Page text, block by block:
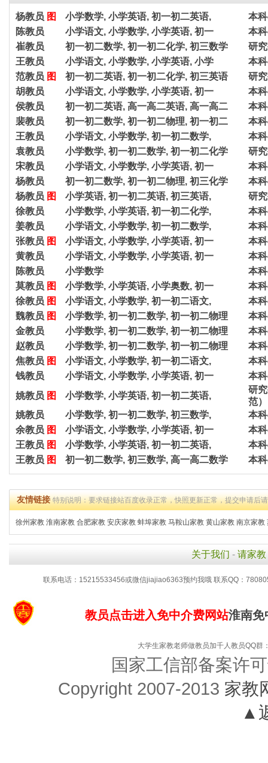
杨教员 图 小学数学, 小学英语, 初一初二英语,
本
陈教员
小学语文, 小学数学, 小学英语, 初一
本
崔教员
初一初二数学, 初一初二化学, 初三数学
研
王教员
小学语文, 小学数学, 小学英语, 小学
本
范教员 图 初一初二英语, 初一初二化学, 初三英语
研
胡教员
小学语文, 小学数学, 小学英语, 初一
本
侯教员
初一初二英语, 高一高二英语, 高一高二
本
裴教员
初一初二数学, 初一初二物理, 初一初二
本
王教员
小学语文, 小学数学, 初一初二数学,
本
袁教员
小学数学, 初一初二数学, 初一初二化学
研
宋教员
小学语文, 小学数学, 小学英语, 初一
本
杨教员
初一初二数学, 初一初二物理, 初三化学
本
杨教员 图 小学英语, 初一初二英语, 初三英语,
研
徐教员
小学数学, 小学英语, 初一初二化学,
本
姜教员
小学语文, 小学数学, 初一初二数学,
本
张教员 图 小学语文, 小学数学, 小学英语, 初一
本
黄教员
小学语文, 小学数学, 小学英语, 初一
本
陈教员
小学数学
本
莫教员 图 小学数学, 小学英语, 小学奥数, 初一
本
徐教员 图 小学语文, 小学数学, 初一初二语文,
本
魏教员 图 小学数学, 初一初二数学, 初一初二物理
本
金教员
小学数学, 初一初二数学, 初一初二物理
本
赵教员
小学数学, 初一初二数学, 初一初二物理
本
焦教员 图 小学语文, 小学数学, 初一初二语文,
本
钱教员
小学语文, 小学数学, 小学英语, 初一
本
姚教员 图 小学数学, 小学英语, 初一初二英语,
研
范）
姚教员
小学数学, 初一初二数学, 初三数学,
本
余教员 图 小学语文, 小学数学, 小学英语, 初一
本
王教员 图 小学数学, 小学英语, 初一初二英语,
本
王教员 图 初一初二数学, 初三数学, 高一高二数学 本
友情链接特别说明：要求链接站百度收录正常，快照更新正常，提交申请后
徐州家教 淮南家教 合肥家教 安庆家教 蚌埠家教 马鞍山家教 黄山家教 南京家教
关于我们 - 请家教
联系电话：15215533456或微信jiajiao6363预约我哦 联系QQ：
教员点击进入免中介费网站淮南
大学生家教老师做教员加千人教员QQ
国家工信部备案许
Copyright 2007-2013 家教
▲